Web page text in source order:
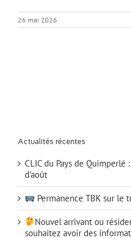
26 mai 2026
Actualités récentes
CLIC du Pays de
d’août
Permanence TBK sur le
Nouvel arrivant ou
souhaitez avoir des